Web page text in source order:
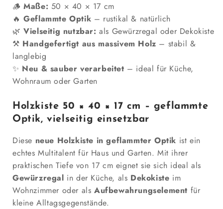
40
x
17cm
Geflammt
B-
WARE
40
x
17cm
Geflammt
B-
🪵Maße: 50 × 40 × 17 cm
🔥Geflammte Optik – rustikal & natürlich
🌿Vielseitig nutzbar: als Gewürzregal oder Dekokiste
⚒️ Handgefertigt aus massivem Holz – stabil &
langlebig
✨ Neu & sauber verarbeitet – ideal für Küche,
Wohnraum oder Garten
Holzkiste 50 × 40 × 17 cm – geflammte
Optik, vielseitig einsetzbar
Diese neue Holzkiste in geflammter Optik ist ein
echtes Multitalent für Haus und Garten. Mit ihrer
praktischen Tiefe von 17 cm eignet sie sich ideal als
Gewürzregal in der Küche, als Dekokiste im
Wohnzimmer oder alsAufbewahrungselement für
kleine Alltagsgegenstände.